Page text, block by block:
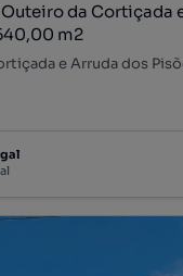
da Cortiçada
m2
quadrado